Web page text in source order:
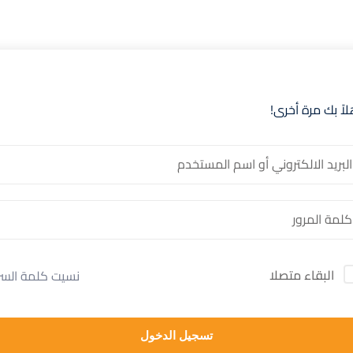
بك مرة أخرى!
البقاء متصلا نسيت كلمة
تسجيل الدخول